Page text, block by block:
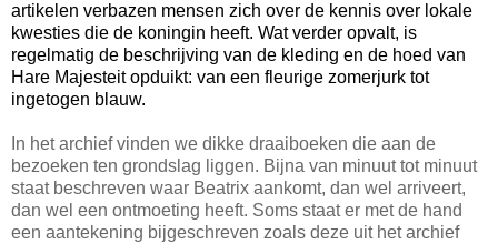
artikelen verbazen mensen zich over de kennis over lokale
kwesties die de koningin heeft. Wat verder opvalt, is
regelmatig de beschrijving van de kleding en de hoed van
Hare Majesteit opduikt: van een fleurige zomerjurk tot
ingetogen blauw.
In het archief vinden we dikke draaiboeken die aan de
bezoeken ten grondslag liggen. Bijna van minuut tot minuut
staat beschreven waar Beatrix aankomt, dan wel arriveert,
dan wel een ontmoeting heeft. Soms staat er met de hand
een aantekening bijgeschreven zoals deze uit het archief